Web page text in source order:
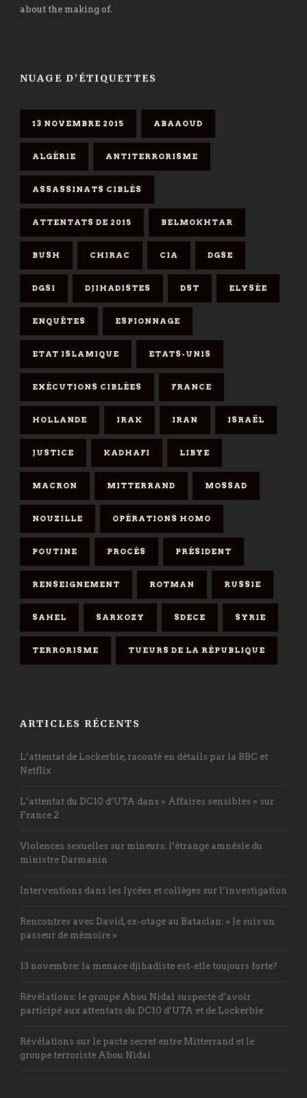
about the making of.
NUAGE D’ÉTIQUETTES
13 NOVEMBRE 2015 ABAAOUD
ALGÉRIE ANTITERRORISME
ASSASSINATS CIBLÉS
ATTENTATS DE 2015 BELMOKHTAR
BUSH CHIRAC CIA DGSE
DGSI DJIHADISTES DST ELYSÉE
ENQUÊTES ESPIONNAGE
ETAT ISLAMIQUE ETATS-UNIS
EXÉCUTIONS CIBLÉES FRANCE
HOLLANDE IRAK IRAN ISRAËL
JUSTICE KADHAFI LIBYE
MACRON MITTERRAND MOSSAD
NOUZILLE OPÉRATIONS HOMO
POUTINE PROCÈS PRÉSIDENT
RENSEIGNEMENT ROTMAN RUSSIE
SAHEL SARKOZY SDECE SYRIE
TERRORISME TUEURS DE LA RÉPUBLIQUE
ARTICLES RÉCENTS
L’attentat de Lockerbie, raconté en détails par la BBC et
Netflix
L’attentat du DC10 d’UTA dans « Affaires sensibles » sur
France 2
Violences sexuelles sur mineurs: l’étrange amnésie du
ministre Darmanin
Interventions dans les lycées et collèges sur l’investigation
Rencontres avec David, ex-otage au Bataclan: « Je suis un
passeur de mémoire »
13 novembre: la menace djihadiste est-elle toujours forte?
Révélations: le groupe Abou Nidal suspecté d’avoir
participé aux attentats du DC10 d’UTA et de Lockerbie
Révélations sur le pacte secret entre Mitterrand et le
groupe terroriste Abou Nidal